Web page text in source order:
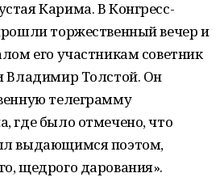
Карима. В Конгресс-
торжественный вечер и
его участникам советник
Владимир Толстой. Он
телеграмму
где было отмечено, что
выдающимся поэтом,
щедрого дарования».